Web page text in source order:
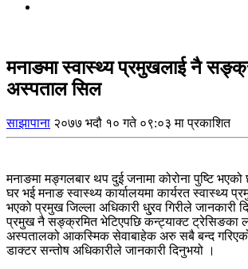
मनाङमा स्वास्थ्य प्रमुखलाई नै
अस्पताल सिल
साझापाना २०७७ भदौ १० गते ०९:०३ मा प्रकाशित
मनाङमा मङ्गलबार थप दुई जनामा कोरोना पुष्टि
घर भई मनाङ स्वास्थ्य कार्यालयमा कार्यरत स्वास्थ्य
भएको प्रमुख जिल्ला अधिकारी धु्रव गिरीले जानकारी
प्रमुख नै सङ्क्रमित भेटिएपछि कन्ट्याक्ट ट्रेसिङका
अस्पतालको आकस्मिक सेवाबाहेक अरु सबै बन्द
डाक्टर सन्तोष अधिकारीले जानकारी दिनुभयो ।